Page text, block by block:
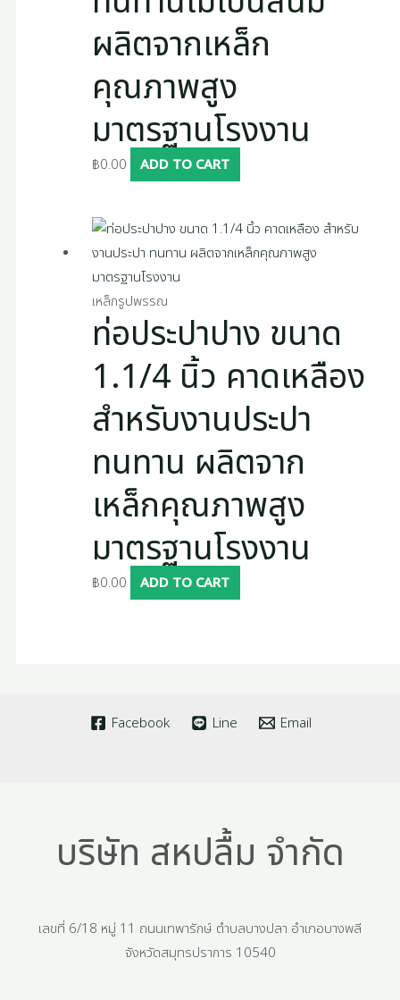
ผลิตจากเหล็ก
คุณภาพสูง
มาตรฐานโรงงาน
฿0.00 ADD TO CART
เหล็กรูปพรรณ
ท่อประปาปาง ขนาด
1.1/4 นิ้ว คาดเหลือง
สำหรับงานประปา
ทนทาน ผลิตจาก
เหล็กคุณภาพสูง
มาตรฐานโรงงาน
฿0.00 ADD TO CART
Facebook Line Email
บริษัท สหปลื้ม จำกัด
เลขที่ 6/18 หมู่ 11 ถนนเทพารักษ์ ตำบลบางปลา อำเภอบางพลี
จังหวัดสมุทรปราการ 10540